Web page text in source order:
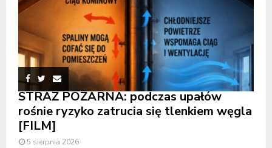
STRAŻ POŻARNA: podczas upałów
rośnie ryzyko zatrucia się tlenkiem węgla
[FILM]
5 sierpnia 2026